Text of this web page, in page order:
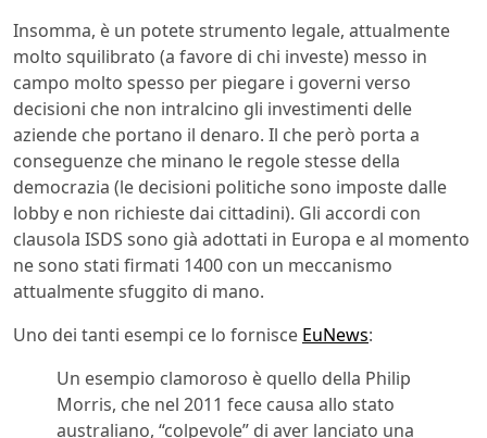
Insomma, è un potete strumento legale, attualmente
molto squilibrato (a favore di chi investe) messo in
campo molto spesso per piegare i governi verso
decisioni che non intralcino gli investimenti delle
aziende che portano il denaro. Il che però porta a
conseguenze che minano le regole stesse della
democrazia (le decisioni politiche sono imposte dalle
lobby e non richieste dai cittadini). Gli accordi con
clausola ISDS sono già adottati in Europa e al momento
ne sono stati firmati 1400 con un meccanismo
attualmente sfuggito di mano.
Uno dei tanti esempi ce lo fornisce EuNews:
Un esempio clamoroso è quello della Philip
Morris, che nel 2011 fece causa allo stato
australiano, “colpevole” di aver lanciato una